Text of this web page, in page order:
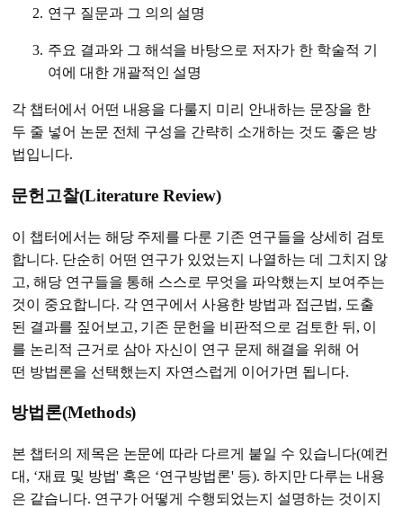
연구 질문과 그 의의 설명
주요 결과와 그 해석을 바탕으로 저자가 한 학술적 기
여에 대한 개괄적인 설명
각 챕터에서 어떤 내용을 다룰지 미리 안내하는 문장을 한
두 줄 넣어 논문 전체 구성을 간략히 소개하는 것도 좋은 방
법입니다.
문헌고찰(Literature Review)
이 챕터에서는 해당 주제를 다룬 기존 연구들을 상세히 검토
합니다. 단순히 어떤 연구가 있었는지 나열하는 데 그치지 않
고, 해당 연구들을 통해 스스로 무엇을 파악했는지 보여주는
것이 중요합니다. 각 연구에서 사용한 방법과 접근법, 도출
된 결과를 짚어보고, 기존 문헌을 비판적으로 검토한 뒤, 이
를 논리적 근거로 삼아 자신이 연구 문제 해결을 위해 어
떤 방법론을 선택했는지 자연스럽게 이어가면 됩니다.
방법론(Methods)
본 챕터의 제목은 논문에 따라 다르게 붙일 수 있습니다(예컨
대, ‘재료 및 방법' 혹은 ‘연구방법론' 등). 하지만 다루는 내용
은 같습니다. 연구가 어떻게 수행되었는지 설명하는 것이지